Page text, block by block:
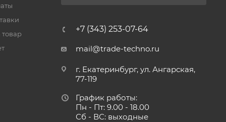
товар
+7 (343) 253-07-64
mail@trade-techno.ru
г. Екатеринбург, ул. Ангарская,
77-119
График работы:
Пн - Пт: 9.00 - 18.00
Сб - ВС: выходные